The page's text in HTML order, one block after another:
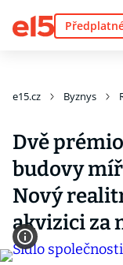
e15.cz Byznys
Dvě
budovy
Nový
akvizici za